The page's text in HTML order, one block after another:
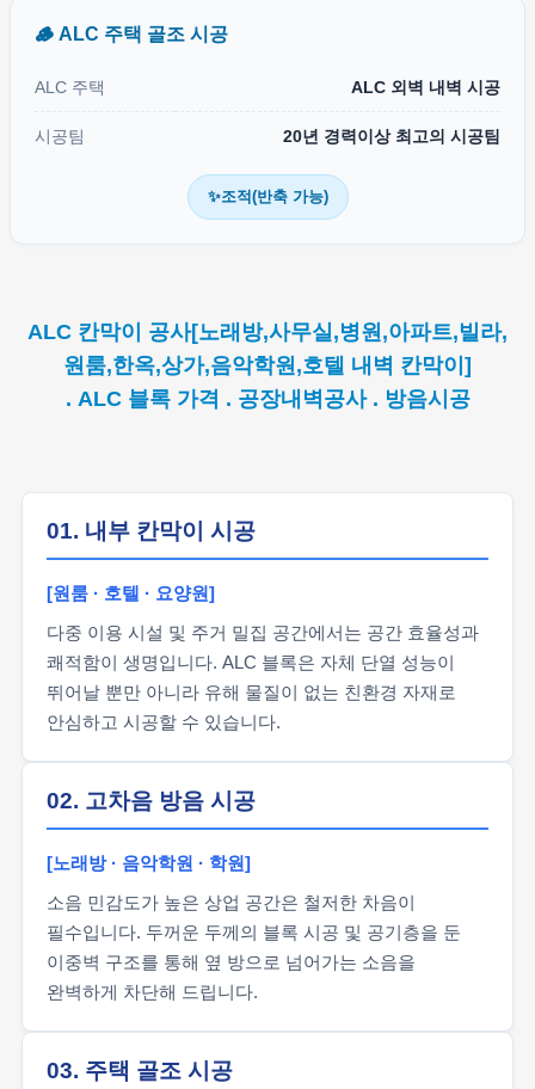
🪵 ALC 주택 골조 시공
ALC 주택 ALC 외벽 내벽 시공
시공팀 20년 경력이상 최고의 시공팀
✨조적(반축 가능)
ALC 칸막이 공사[노래방,사무실,병원,아파트,빌라,
원룸,한옥,상가,음악학원,호텔 내벽 칸막이]
. ALC 블록 가격 . 공장내벽공사 . 방음시공
01. 내부 칸막이 시공
[원룸 · 호텔 · 요양원]
다중 이용 시설 및 주거 밀집 공간에서는 공간 효율성과
쾌적함이 생명입니다. ALC 블록은 자체 단열 성능이
뛰어날 뿐만 아니라 유해 물질이 없는 친환경 자재로
안심하고 시공할 수 있습니다.
02. 고차음 방음 시공
[노래방 · 음악학원 · 학원]
소음 민감도가 높은 상업 공간은 철저한 차음이
필수입니다. 두꺼운 두께의 블록 시공 및 공기층을 둔
이중벽 구조를 통해 옆 방으로 넘어가는 소음을
완벽하게 차단해 드립니다.
03. 주택 골조 시공